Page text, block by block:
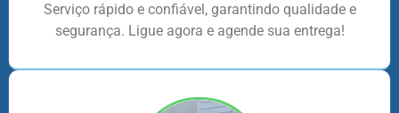
Serviço rápido e confiável, garantindo qualidade e
segurança. Ligue agora e agende sua entrega!